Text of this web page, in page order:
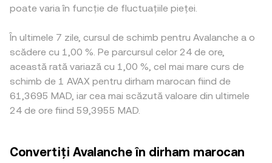
poate varia în funcție de fluctuațiile pieței.
În ultimele 7 zile, cursul de schimb pentru Avalanche a o
scădere cu 1,00 %. Pe parcursul celor 24 de ore,
această rată variază cu 1,00 %, cel mai mare curs de
schimb de 1 AVAX pentru dirham marocan fiind de
61,3695 MAD, iar cea mai scăzută valoare din ultimele
24 de ore fiind 59,3955 MAD.
Convertiți Avalanche în dirham marocan